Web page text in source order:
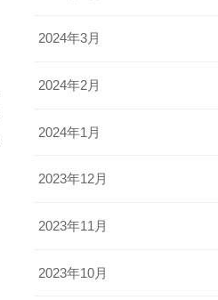
2024年3月
2024年2月
2024年1月
2023年12月
2023年11月
2023年10月